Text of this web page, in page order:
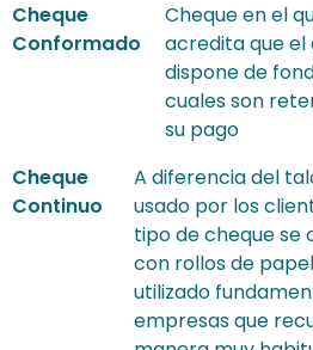
Cheque
Conformado
Cheque en el
acredita que el
dispone de
cuales son
su pago
Cheque
Continuo
A diferencia del
usado por los
tipo de cheque se
con rollos de
utilizado
empresas que